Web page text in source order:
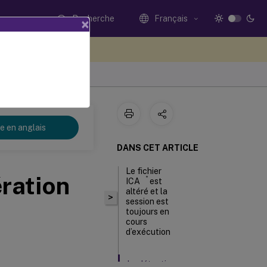
Recherche Français
en anglais
>
DANS CET ARTICLE
Le fichier
ICA
® est
altéré et la
session est
toujours en
cours
d’exécution
La détection
×